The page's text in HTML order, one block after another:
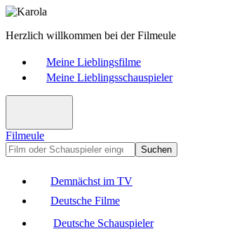
Herzlich willkommen bei der Filmeule
Meine Lieblingsfilme
Meine Lieblingsschauspieler
Filmeule
Suchen
Demnächst im TV
Deutsche Filme
Deutsche Schauspieler